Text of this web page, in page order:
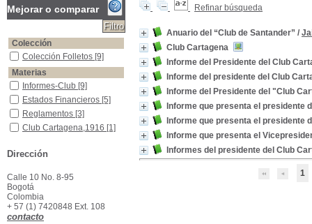
Refinar búsqueda
Anuario del “Club de Santander” /
Club Cartagena
Informe del Presidente del Club
Informe del presidente del Club
Informe del Presidente del "Club
Informe que presenta el presidente
Informe que presenta el presidente
Informe que presenta el
Informes del presidente del Club
1
Mejorar o comparar
Colección
Colección Folletos
Colección Folletos [9]
Materias
Informes-Club
Informes-Club [9]
Estados Financieros
Estados Financieros [5]
Reglamentos
Reglamentos [3]
Club Cartagena,1916
Club Cartagena,1916 [1]
Documentos
Documentos
Dirección
Calle 10 No. 8-95
Bogotá
Colombia
+ 57 (1) 7420848 Ext. 108
contacto